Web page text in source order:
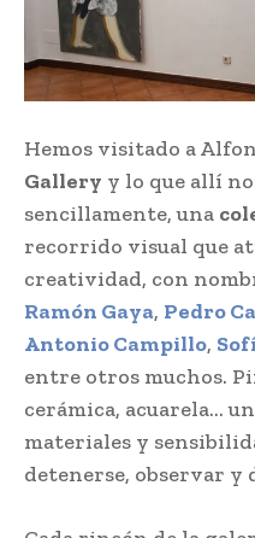
Hemos visitado a
Gallery y lo que allí
sencillamente, una
recorrido visual que
creatividad, con
Ramón Gaya, Pedro
Antonio Campillo,
entre otros muchos.
cerámica, acuarela…
materiales y
detenerse, observar y